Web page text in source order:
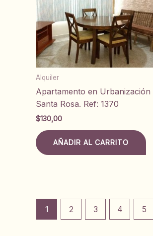
Alquiler
Apartamento en Urbanización
Santa Rosa. Ref: 1370
$130,00
AÑADIR AL CARRITO
1 2 3 4 5